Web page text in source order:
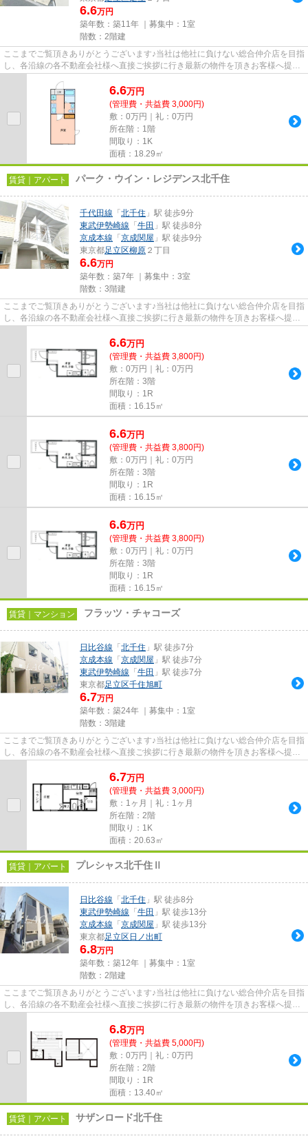
6.6万円
築年数：築11年 ｜募集中： 1室
階数：2階建
ここまでご覧頂きありがとうございます♪当社は他社に負けない総合仲介店を目指
し、各沿線の各不動産会社様へ直接ご挨拶に行き最新の物件を頂きお客様へ提供
6.6万円
(管理費・共益費 3,000円)
敷：0万円｜礼：0万円
所在階：1階
間取り：1K
面積：18.29㎡
賃貸｜アパート パーク・ウイン・レジデンス北千住
千代田線 「 北千住 」駅 徒歩9分
東武伊勢崎線 「 牛田 」駅 徒歩8分
京成本線 「 京成関屋 」駅 徒歩9分
東京都足立区柳原 ２丁目
6.6万円
築年数：築7年 ｜募集中： 3室
階数：3階建
ここまでご覧頂きありがとうございます♪当社は他社に負けない総合仲介店を目指
し、各沿線の各不動産会社様へ直接ご挨拶に行き最新の物件を頂きお客様へ提供
6.6万円
(管理費・共益費 3,800円)
敷：0万円｜礼：0万円
所在階：3階
間取り：1R
面積：16.15㎡
6.6万円
(管理費・共益費 3,800円)
敷：0万円｜礼：0万円
所在階：3階
間取り：1R
面積：16.15㎡
6.6万円
(管理費・共益費 3,800円)
敷：0万円｜礼：0万円
所在階：3階
間取り：1R
面積：16.15㎡
賃貸｜マンション フラッツ・チャコーズ
日比谷線 「 北千住 」駅 徒歩7分
京成本線 「 京成関屋 」駅 徒歩7分
東武伊勢崎線 「 牛田 」駅 徒歩7分
東京都足立区千住旭町
6.7万円
築年数：築24年 ｜募集中： 1室
階数：3階建
ここまでご覧頂きありがとうございます♪当社は他社に負けない総合仲介店を目指
し、各沿線の各不動産会社様へ直接ご挨拶に行き最新の物件を頂きお客様へ提供
6.7万円
(管理費・共益費 3,000円)
敷：1ヶ月｜礼：1ヶ月
所在階：2階
間取り：1K
面積：20.63㎡
賃貸｜アパート プレシャス北千住Ⅱ
日比谷線 「 北千住 」駅 徒歩8分
東武伊勢崎線 「 牛田 」駅 徒歩13分
京成本線 「 京成関屋 」駅 徒歩13分
東京都足立区 日ノ出町
6.8万円
築年数：築12年 ｜募集中： 1室
階数：2階建
ここまでご覧頂きありがとうございます♪当社は他社に負けない総合仲介店を目指
し、各沿線の各不動産会社様へ直接ご挨拶に行き最新の物件を頂きお客様へ提供
6.8万円
(管理費・共益費 5,000円)
敷：0万円｜礼：0万円
所在階：2階
間取り：1R
面積：13.40㎡
賃貸｜アパート サザンロード北千住